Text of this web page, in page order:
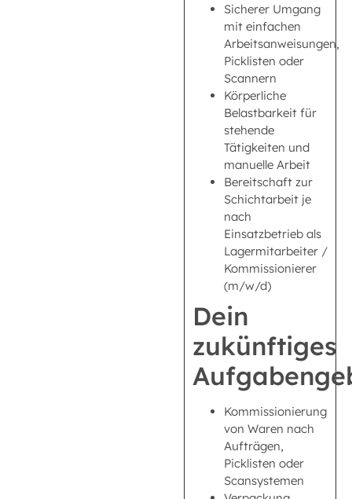
Sicherer Umgang
mit einfachen
Arbeitsanweisungen,
Picklisten oder
Scannern
Körperliche
Belastbarkeit für
stehende
Tätigkeiten und
manuelle Arbeit
Bereitschaft zur
Schichtarbeit je
nach
Einsatzbetrieb als
Lagermitarbeiter /
Kommissionierer
(m/w/d)
Dein
zukünftiges
Kommissionierung
von Waren nach
Aufträgen,
Picklisten oder
Scansystemen